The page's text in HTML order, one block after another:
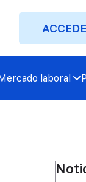
ACCEDE
laboral